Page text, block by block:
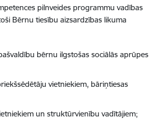
pilnveides programmu vadības
Bērnu tiesību aizsardzības likuma
bērnu ilgstošas sociālās aprūpes
vietniekiem, bāriņtiesas
un struktūrvienību vadītājiem;